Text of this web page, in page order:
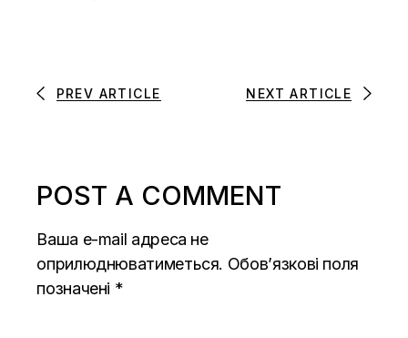
PREV ARTICLE NEXT ARTICLE
POST A COMMENT
Ваша e-mail адреса не
оприлюднюватиметься. Обов’язкові поля
позначені *